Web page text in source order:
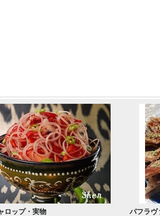
ロップ・実物 パフラヴ